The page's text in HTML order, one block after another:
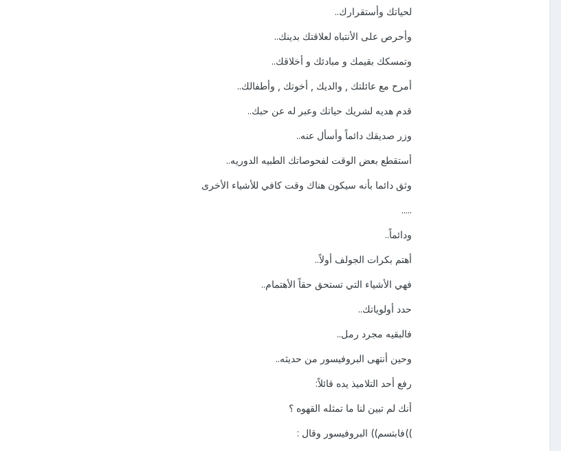
لحياتك وأستقرارك..
وأحرص على الأنتباه لعلاقتك بدينك..
وتمسكك بقيمك و مبادئك و أخلاقك..
أمرح مع عائلتك , والديك , أخوتك , وأطفالك..
قدم هديه لشريك حياتك وعبر له عن حبك..
وزر صديقك دائماً وأسأل عنه..
أستقطع بعض الوقت لفحوصاتك الطبيه الدوريه..
وثق دائما بأنه سيكون هناك وقت كافي للأشياء الأخرى
.....
ودائماً..
أهتم بكرات الجولف أولاً..
فهي الأشياء التي تستحق حقاً الأهتمام..
حدد أولوياتك..
فالبقيه مجرد رمل..
وحين أنتهى البروفيسور من حديثه..
رفع أحد التلاميذ يده قائلاً:
أنك لم تبين لنا ما تمثله القهوه ؟
))فابتسم)) البروفيسور وقال :